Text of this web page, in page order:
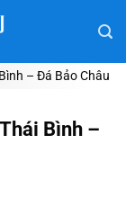
– Đá Bảo Châu
Bình –